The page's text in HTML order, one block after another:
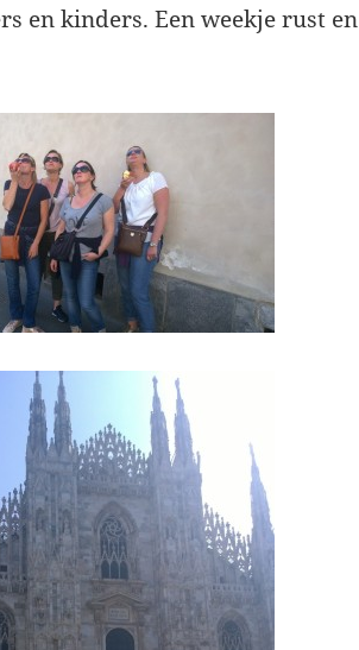
en kinders. Een weekje rust en